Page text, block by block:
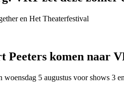
en Het Theaterfestival
Peeters komen naar
5 augustus voor shows 3